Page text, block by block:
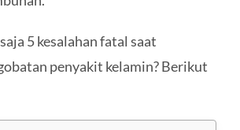
5 kesalahan fatal saat
penyakit kelamin? Berikut